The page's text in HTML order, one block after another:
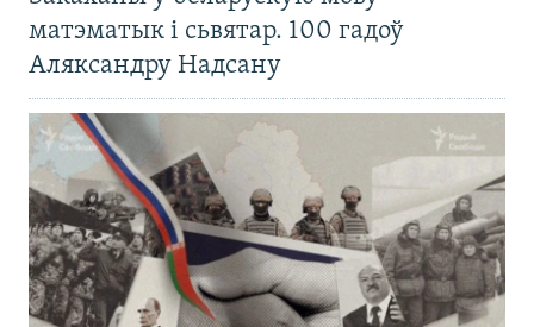
матэматык і сьвятар. 100 гадоў
Аляксандру Надсану